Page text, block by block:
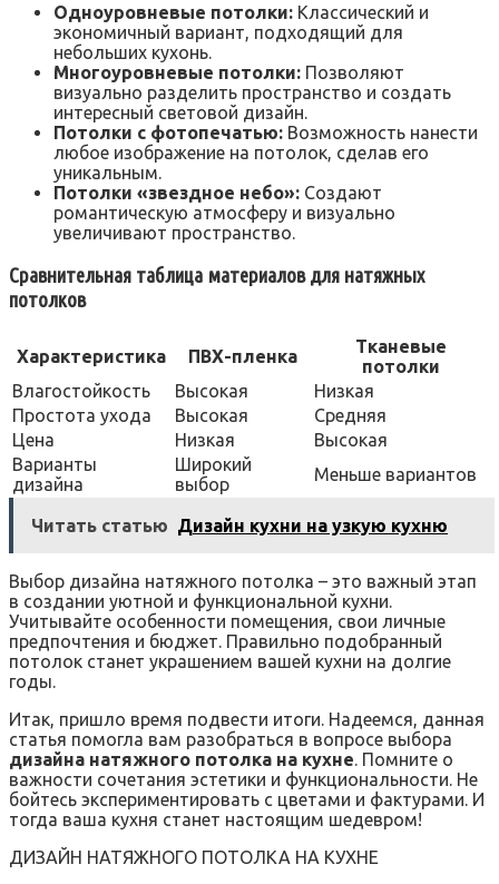
Одноуровневые потолки: Классический и
экономичный вариант, подходящий для
небольших кухонь.
Многоуровневые потолки: Позволяют
визуально разделить пространство и создать
интересный световой дизайн.
Потолки с фотопечатью: Возможность нанести
любое изображение на потолок, сделав его
уникальным.
Потолки «звездное небо»: Создают
романтическую атмосферу и визуально
увеличивают пространство.
Сравнительная таблица материалов для натяжных
потолков
Характеристика ПВХ-пленка
Тканевые
потолки
Влагостойкость
Высокая
Низкая
Простота ухода
Высокая
Средняя
Цена
Низкая
Высокая
Варианты
дизайна
Широкий
выбор
Меньше вариантов
Читать статью Дизайн кухни на узкую кухню
Выбор дизайна натяжного потолка – это важный этап
в создании уютной и функциональной кухни.
Учитывайте особенности помещения, свои личные
предпочтения и бюджет. Правильно подобранный
потолок станет украшением вашей кухни на долгие
годы.
Итак, пришло время подвести итоги. Надеемся, данная
статья помогла вам разобраться в вопросе выбора
дизайна натяжного потолка на кухне. Помните о
важности сочетания эстетики и функциональности. Не
бойтесь экспериментировать с цветами и фактурами. И
тогда ваша кухня станет настоящим шедевром!
ДИЗАЙН НАТЯЖНОГО ПОТОЛКА НА КУХНЕ